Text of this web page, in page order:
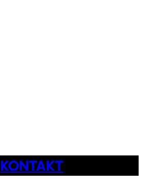
KONTAKT